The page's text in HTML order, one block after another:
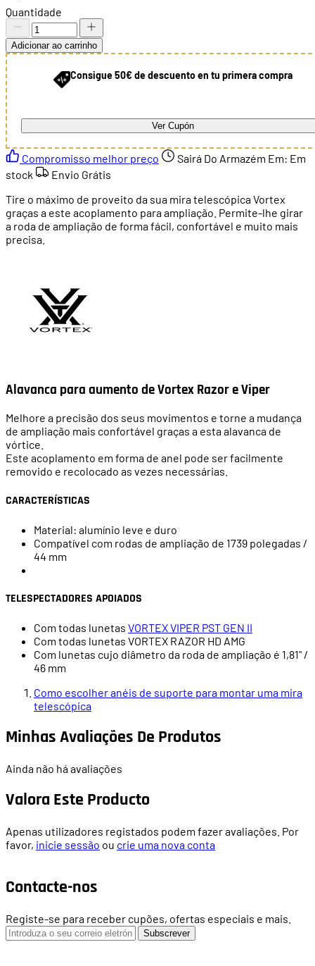
Quantidade
Adicionar ao carrinho
Consigue 50€ de descuento en tu primera compra
Ver Cupón
Compromisso melhor preço Sairá Do Armazém Em: Em
stock
Envio Grátis
Tire o máximo de proveito da sua mira telescópica Vortex
graças a este acoplamento para ampliação. Permite-lhe girar
a roda de ampliação de forma fácil, confortável e muito mais
precisa.
Alavanca para aumento de Vortex Razor e Viper
Melhore a precisão dos seus movimentos e torne a mudança
de ampliação mais confortável graças a esta alavanca de
vórtice.
Este acoplamento em forma de anel pode ser facilmente
removido e recolocado as vezes necessárias.
CARACTERÍSTICAS
Material: alumínio leve e duro
Compatível com rodas de ampliação de 1739 polegadas /
44 mm
TELESPECTADORES APOIADOS
Com todas lunetas VORTEX VIPER PST GEN II
Com todas lunetas VORTEX RAZOR HD AMG
Com lunetas cujo diâmetro da roda de ampliação é 1,81" /
46 mm
Como escolher anéis de suporte para montar uma mira
telescópica
Minhas Avaliações De Produtos
Ainda não há avaliações
Valora Este Producto
Apenas utilizadores registados podem fazer avaliações. Por
favor, inicie sessão ou crie uma nova conta
Contacte-nos
Registe-se para receber cupões, ofertas especiais e mais.
Subscrever